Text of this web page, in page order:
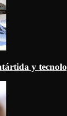
y